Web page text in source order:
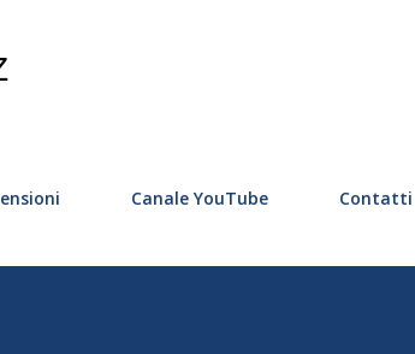
Canale YouTube Contatti